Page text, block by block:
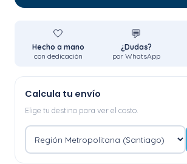
🤍
Hecho a mano
con dedicación
💬
¿Dudas?
por WhatsApp
Calcula tu envío
Elige tu destino para ver el costo.